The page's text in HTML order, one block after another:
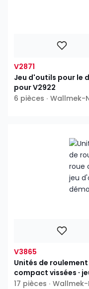
V2871
Jeu d'outils pour le
pour V2922
6 pièces ∙ Wallmek-
V3865
Unités de
compact vissées ∙
universels
17 pièces ∙